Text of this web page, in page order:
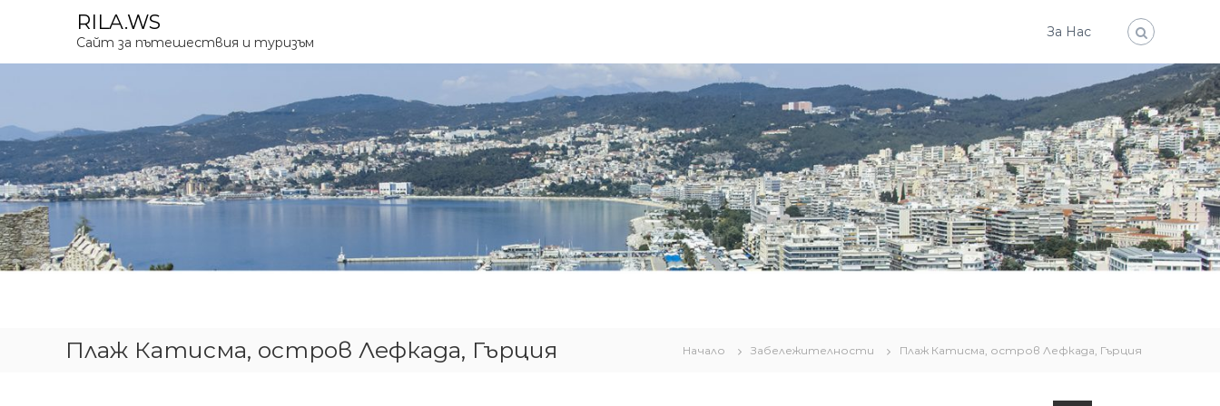
с
ъ
р
ж
а
н
и
е
т
о
RILA.WS
Сайт за пътешествия и туризъм
За Нас
Плаж Катисма, остров Лефкада, Гърция Начало Забележителности Плаж Катисма, остров Лефкада, Гърция